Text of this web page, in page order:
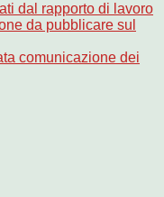
dal rapporto di lavoro
da pubblicare sul
comunicazione dei